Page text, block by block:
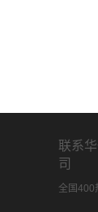
联系
司
全国400